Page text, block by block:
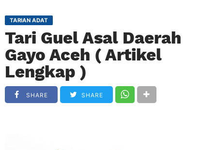
TARIAN ADAT
Tari Guel Asal Daerah
Gayo Aceh ( Artikel
Lengkap )
SHARE SHARE